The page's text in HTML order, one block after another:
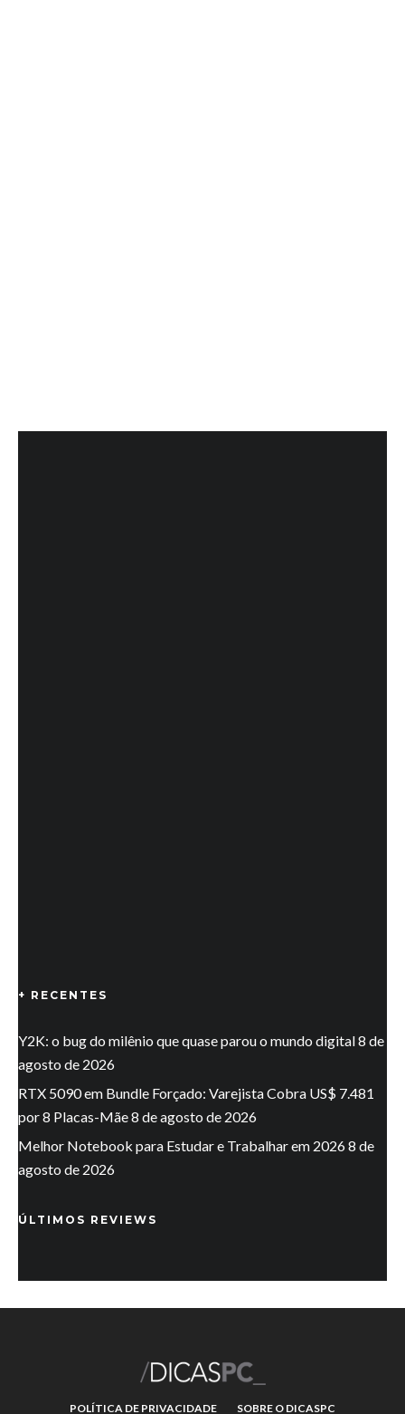
+ RECENTES
Y2K: o bug do milênio que quase parou o mundo digital8 de
agosto de 2026
RTX 5090 em Bundle Forçado: Varejista Cobra US$ 7.481
por 8 Placas-Mãe8 de agosto de 2026
Melhor Notebook para Estudar e Trabalhar em 20268 de
agosto de 2026
ÚLTIMOS REVIEWS
POLÍTICA DE PRIVACIDADE SOBRE O DICASPC